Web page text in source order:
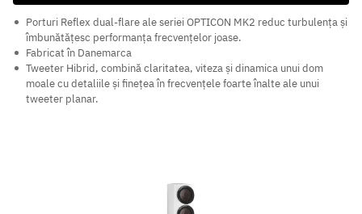
Porturi Reflex dual-flare ale seriei OPTICON MK2 reduc turbulența și
îmbunătățesc performanța frecvențelor joase.
Fabricat în Danemarca
Tweeter Hibrid, combină claritatea, viteza și dinamica unui dom
moale cu detaliile și finețea în frecvențele foarte înalte ale unui
tweeter planar.